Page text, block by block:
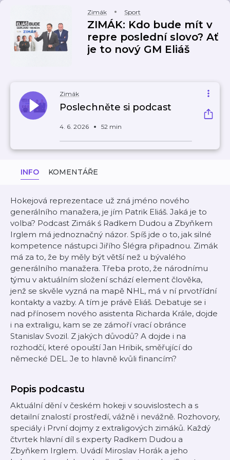
Zimák Sport
ZIMÁK: Kdo bude mít v
repre poslední slovo? Ať
je to nový GM Eliáš
Zimák
Poslechněte si podcast
4. 6. 2026 52 min
INFO KOMENTÁŘE
Hokejová reprezentace už zná jméno nového
generálního manažera, je jím Patrik Eliáš. Jaká je to
volba? Podcast Zimák ś Radkem Dudou a Zbyňkem
Irglem má jednoznačný názor. Spíš jde o to, jak silné
kompetence nástupci Jiřího Šlégra připadnou. Zimák
má za to, že by měly být větší než u bývalého
generálního manažera. Třeba proto, že národnímu
týmu v aktuálním složení schází element člověka,
jenž se skvěle vyzná na mapě NHL, má v ní prvotřídní
kontakty a vazby. A tím je právě Eliáš. Debatuje se i
nad přínosem nového asistenta Richarda Krále, dojde
i na extraligu, kam se ze zámoří vrací obránce
Stanislav Svozil. Z jakých důvodů? A dojde i na
rozhodčí, které opouští Jan Hribik, směřující do
německé DEL. Je to hlavně kvůli financím?
Popis podcastu
Aktuální dění v českém hokeji v souvislostech a s
detailní znalostí prostředí, vážně i nevážně. Rozhovory,
speciály i První dojmy z extraligových zimáků. Každý
čtvrtek hlavní díl s experty Radkem Dudou a
Zbyňkem Irglem. Uvádí Miroslav Horák a jeho